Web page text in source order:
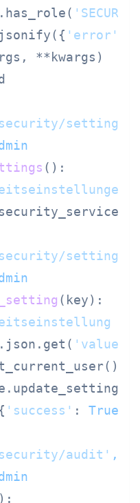
'error'
**kwargs)
settings'
():
settings/
( key):
'value'
'success' : True
audit' ,